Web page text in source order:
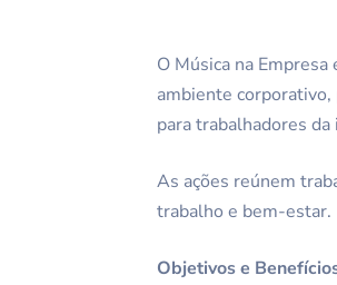
O Música na
ambiente
para trabalhadores
As ações reúnem
trabalho e bem-estar.
Objetivos e